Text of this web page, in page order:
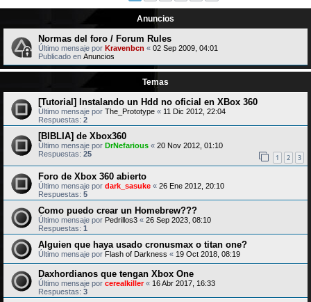
Anuncios
Normas del foro / Forum Rules
Último mensaje por Kravenbcn « 02 Sep 2009, 04:01
Publicado en Anuncios
Temas
[Tutorial] Instalando un Hdd no oficial en XBox 360
Último mensaje por The_Prototype « 11 Dic 2012, 22:04
Respuestas: 2
[BIBLIA] de Xbox360
Último mensaje por DrNefarious « 20 Nov 2012, 01:10
Respuestas: 25 1 2 3
Foro de Xbox 360 abierto
Último mensaje por dark_sasuke « 26 Ene 2012, 20:10
Respuestas: 5
Como puedo crear un Homebrew???
Último mensaje por Pedrillos3 « 26 Sep 2023, 08:10
Respuestas: 1
Alguien que haya usado cronusmax o titan one?
Último mensaje por Flash of Darkness « 19 Oct 2018, 08:19
Daxhordianos que tengan Xbox One
Último mensaje por cerealkiller« 16 Abr 2017, 16:33
Respuestas: 3